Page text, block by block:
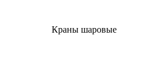
Краны шаровые